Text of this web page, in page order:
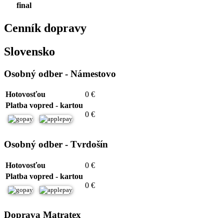
final
Cenník dopravy
Slovensko
Osobný odber - Námestovo
Hotovosťou
0 €
Platba vopred - kartou
0 €
Osobný odber - Tvrdošín
Hotovosťou
0 €
Platba vopred - kartou
0 €
Doprava Matratex